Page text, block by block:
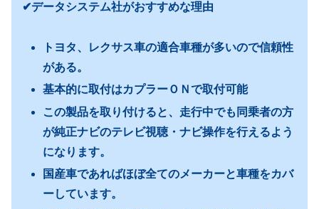
✔データシステム社がおすすめな理由
トヨタ、レクサス車の適合車種が多いので信頼性
がある。
基本的に取付はカプラーＯＮで取付可能
この製品を取り付けると、走行中でも同乗者の方
が純正ナビのテレビ視聴・ナビ操作を行えるよう
になります。
国産車であればほぼ全てのメーカーと車種をカバ
ーしています。